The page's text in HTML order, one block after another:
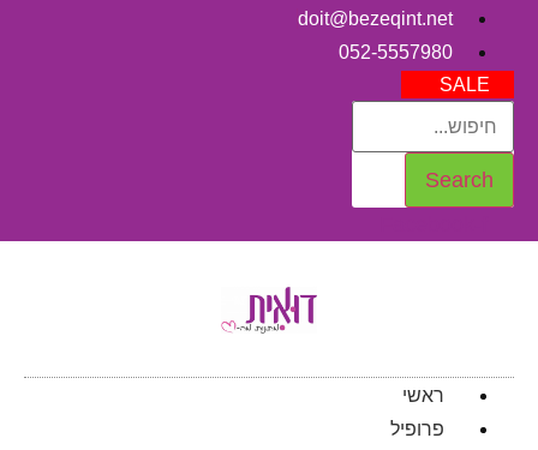
doit@bezeqint.net
052-5557980
SALE
Search
ראשי
פרופיל